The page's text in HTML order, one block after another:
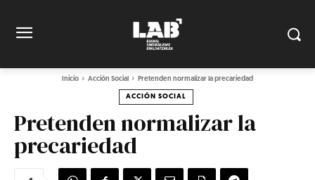
Inicio Acción Social Pretenden normalizar la precariedad
ACCIÓN SOCIAL
Pretenden normalizar la
precariedad